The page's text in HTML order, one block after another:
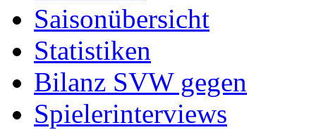
Saisonübersicht
Statistiken
Bilanz SVW gegen
Spielerinterviews